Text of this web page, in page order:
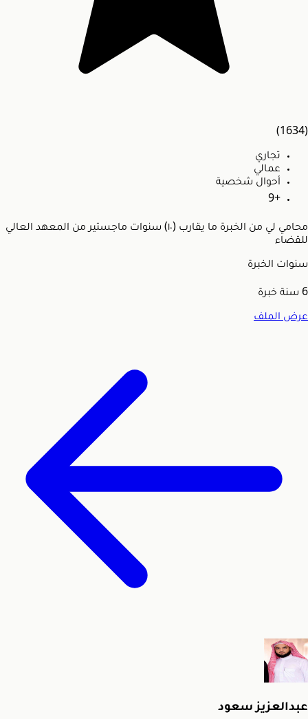
(1634)
تجاري
عمالي
أحوال شخصية
+9
محامي لي من الخبرة ما يقارب (١٠) سنوات ماجستير من المعهد العالي
للقضاء
سنوات الخبرة
6 سنة خبرة
عرض الملف
عبدالعزيز سعود